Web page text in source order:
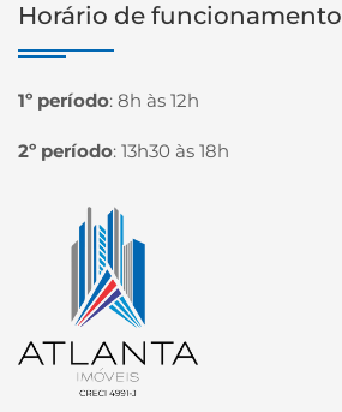
Horário de funcionamento
1º período: 8h às 12h
2º período: 13h30 às 18h
Página inicial